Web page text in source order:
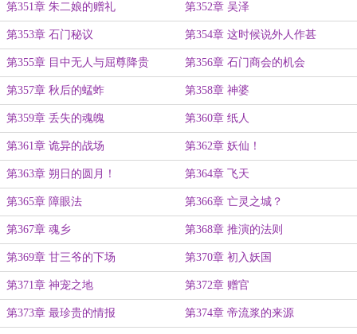
第351章 朱二娘的赠礼 第352章 吴泽
第353章 石门秘议 第354章 这时候说外人作甚
第355章 目中无人与屈尊降贵 第356章 石门商会的机会
第357章 秋后的蜢蚱 第358章 神婆
第359章 丢失的魂魄 第360章 纸人
第361章 诡异的战场 第362章 妖仙！
第363章 朔日的圆月！ 第364章 飞天
第365章 障眼法 第366章 亡灵之城？
第367章 魂乡 第368章 推演的法则
第369章 甘三爷的下场 第370章 初入妖国
第371章 神宠之地 第372章 赠官
第373章 最珍贵的情报 第374章 帝流浆的来源